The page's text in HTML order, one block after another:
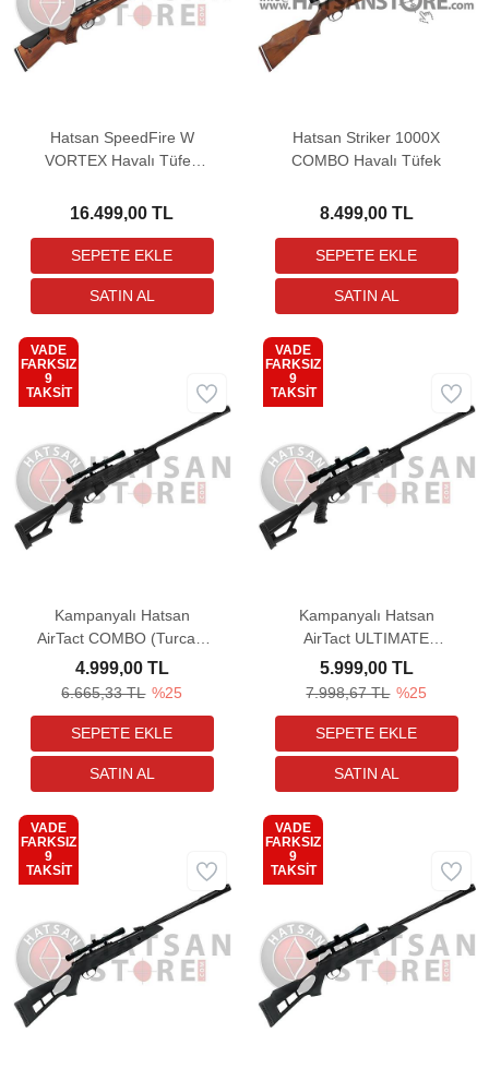
Hatsan SpeedFire W
VORTEX Havalı Tüfek
Hediyeli)
16.499,00 TL
Hatsan Striker 1000X
COMBO Havalı Tüfek
8.499,00 TL
Kampanyalı Hatsan
AirTact COMBO (Turcar)
Havalı Tüfek (4X20
Dürbün Hediyeli)
6.665,33 TL %25
4.999,00 TL
VADE
FARKSIZ
9
TAKSİT
Kargo
Bedava
Kampanyalı Hatsan
AirTact ULTIMATE
COMBO (Turcar) Havalı
Tüfek (3-9x32 Dürbün
7.998,67 TL %25
5.999,00 TL
VADE
FARKSIZ
9
TAKSİT
Kargo
Bedava
VADE
FARKSIZ
9
TAKSİT
Kargo
Bedava
VADE
FARKSIZ
9
TAKSİT
Kargo
Bedava